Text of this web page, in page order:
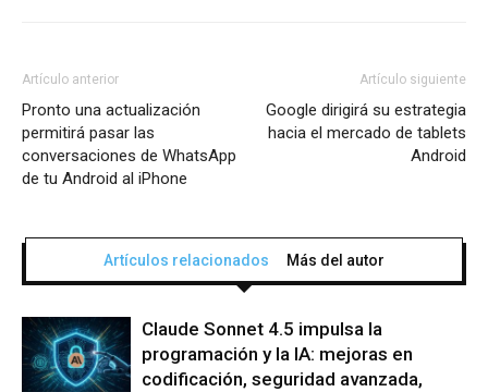
Artículo anterior
Pronto una actualización
permitirá pasar las
conversaciones de WhatsApp
de tu Android al iPhone
Artículo siguiente
Google dirigirá su estrategia
hacia el mercado de tablets
Android
Artículos relacionados Más del autor
Claude Sonnet 4.5 impulsa la
programación y la IA: mejoras en
codificación, seguridad avanzada,